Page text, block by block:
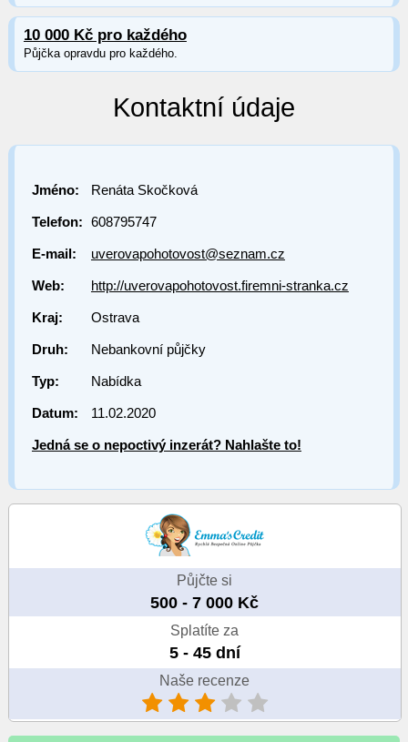
10 000 Kč pro každého
Půjčka opravdu pro každého.
Kontaktní údaje
Jméno: Renáta Skočková
Telefon: 608795747
E-mail: uverovapohotovost@seznam.cz
Web: http://uverovapohotovost.firemni-stranka.cz
Kraj: Ostrava
Druh: Nebankovní půjčky
Typ: Nabídka
Datum: 11.02.2020
Jedná se o nepoctivý inzerát? Nahlašte to!
Půjčte si
500 - 7 000 Kč
Splatíte za
5 - 45 dní
Naše recenze